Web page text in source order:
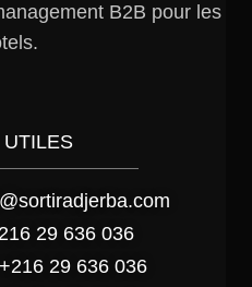
B2B pour les
UTILES
29 636 036
29 636 036